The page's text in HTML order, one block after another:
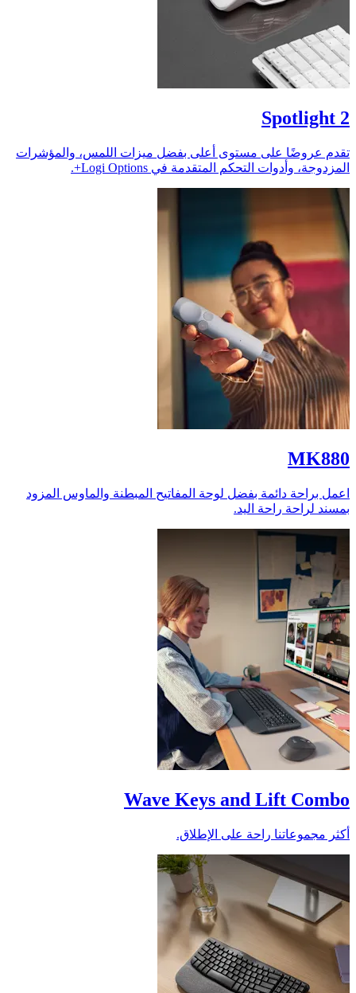
Spotlight 2
تقدم عروضًا على مستوى أعلى بفضل ميزات اللمس، والمؤشرات
المزدوجة، وأدوات التحكم المتقدمة في Logi Options+.
MK880
اعمل براحة دائمة بفضل لوحة المفاتيح المبطنة والماوس المزود
بمسند لراحة راحة اليد.
Wave Keys and Lift Combo
أكثر مجموعاتنا راحة على الإطلاق.